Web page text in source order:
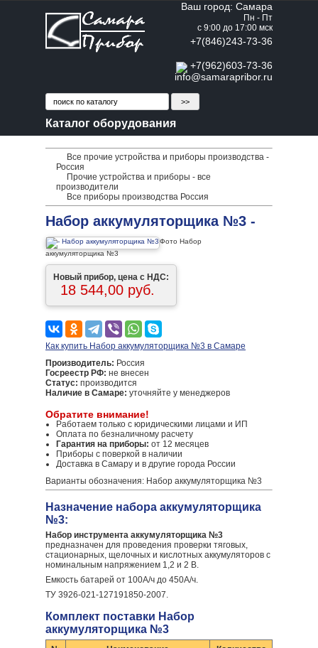
Ваш город: Самара
Пн - Пт
с 9:00 до 17:00 мск
+7(846)243-73-36
+7(962)603-73-36
info@samarapribor.ru
Каталог оборудования
Все прочие устройства и приборы производства -
Россия
Прочие устройства и приборы - все
производители
Все приборы производства Россия
Набор аккумуляторщика №3 -
Фото Набор
аккумуляторщика №3
Новый прибор, цена с НДС:
18 544,00 руб.
Как купить Набор аккумуляторщика №3 в Самаре
Производитель: Россия
Госреестр РФ: не внесен
Статус: производится
Наличие в Самаре: уточняйте у менеджеров
Обратите внимание!
Работаем только с юридическими лицами и ИП
Оплата по безналичному расчету
Гарантия на приборы: от 12 месяцев
Приборы с поверкой в наличии
Доставка в Самару и в другие города России
Варианты обозначения: Набор аккумуляторщика №3
Назначение набора аккумуляторщика
№3:
Набор инструмента аккумуляторщика №3
предназначен для проведения проверки тяговых,
стационарных, щелочных и кислотных аккумуляторов с
номинальным напряжением 1,2 и 2 В.
Емкость батарей от 100А/ч до 450А/ч.
ТУ 3926-021-127191850-2007.
Комплект поставки Набор
аккумуляторщика №3